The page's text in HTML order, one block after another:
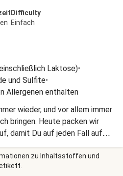
Difficulty
Einfach
Laktose)•
und Sulfite•
Allergenen enthalten
wieder, und vor allem immer
bringen. Heute packen wir
damit Du auf jeden Fall auf
und servieren zudem noch
darf aber nicht fehlen.
zu Inhaltsstoffen und